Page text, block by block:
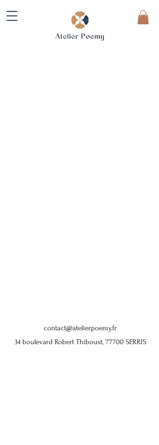
contact@atelierpoemy.fr
34 boulevard Robert Thiboust, 77700 SERRIS